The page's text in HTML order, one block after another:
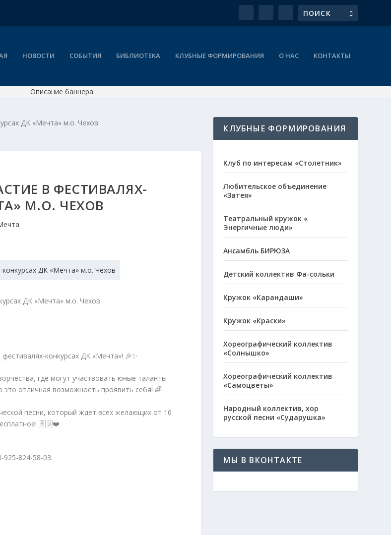
НОВОСТИ СОБЫТИЯ БИБЛИОТЕКА КЛУБНЫЕ ФОРМИРОВАНИЯ О НАС КОНТАКТЫ
ДК «Мечта» м.о. Чехов
В ФЕСТИВАЛЯХ-
М.О. ЧЕХОВ
ДК «Мечта» м.о. Чехов
конкурсах ДК «Мечта»! 🎉✨
где могут участвовать юные таланты
отличная возможность проявить себя! 🌈
песни, который ждет всех желающих от 16
🇷🇺❤️
824-58-03.
КЛУБНЫЕ ФОРМИРОВАНИЯ
Клуб по интересам «Столетник»
Любительское объединение
«Затея»
Театральный кружок «
Энергичные люди»
Ансамбль БИРЮЗА
Детский коллектив Фа-сольки
Кружок «Карандаши»
Кружок «Краски»
Хореографический коллектив
«Солнышко»
Хореографический коллектив
«Самоцветы»
Народный коллектив, хор
русской песни «Сударушка»
МЫ В ВКОНТАКТЕ